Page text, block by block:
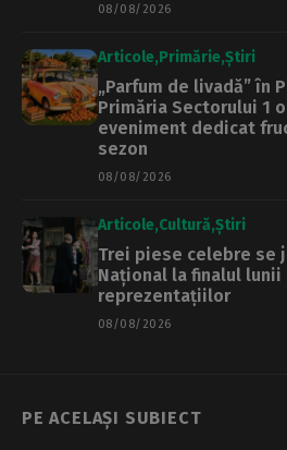
08/08/2026
Articole Primărie Știri
„Parfum de livadă” în
Primăria Sectorului 1
eveniment dedicat
sezon
08/08/2026
Articole Cultură Știri
Trei piese celebre se
Național la finalul lunii
reprezentațiilor
08/08/2026
PE ACELAȘI SUBIECT